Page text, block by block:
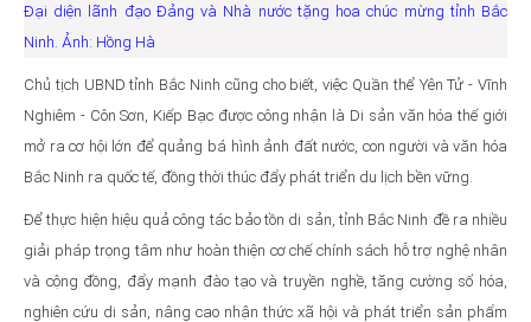
Đại diện lãnh đạo Đảng và Nhà nước tặng hoa chúc mừng tỉnh Bắc
Ninh. Ảnh: Hồng Hà
Chủ tịch UBND tỉnh Bắc Ninh cũng cho biết, việc Quần thể Yên Tử - Vĩnh
Nghiêm - Côn Sơn, Kiếp Bạc được công nhận là Di sản văn hóa thế giới
mở ra cơ hội lớn để quảng bá hình ảnh đất nước, con người và văn hóa
Bắc Ninh ra quốc tế, đồng thời thúc đẩy phát triển du lịch bền vững.
Để thực hiện hiệu quả công tác bảo tồn di sản, tỉnh Bắc Ninh đề ra nhiều
giải pháp trọng tâm như hoàn thiện cơ chế chính sách hỗ trợ nghệ nhân
và cộng đồng, đẩy mạnh đào tạo và truyền nghề, tăng cường số hóa,
nghiên cứu di sản, nâng cao nhận thức xã hội và phát triển sản phẩm